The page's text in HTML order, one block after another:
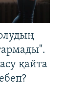
қайта